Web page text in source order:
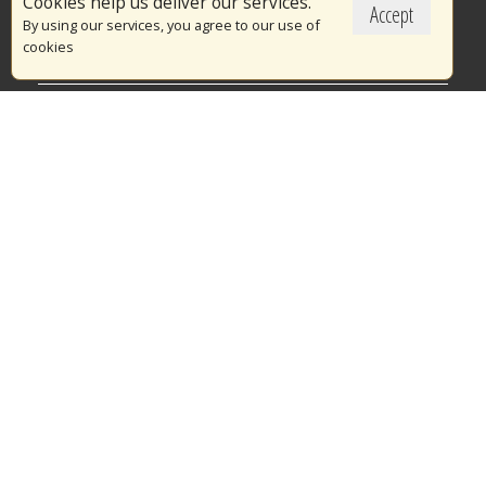
Accept
By using our services, you agree to our use of
cookies
Το Πυροσβεστικό Σώμα